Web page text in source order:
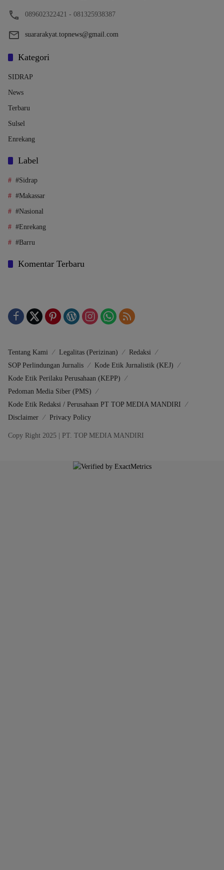
089602322421 - 081325938387
suararakyat.topnews@gmail.com
Kategori
SIDRAP
News
Terbaru
Sulsel
Enrekang
Label
#Sidrap
#Makassar
#Nasional
#Enrekang
#Barru
Komentar Terbaru
Tentang Kami Legalitas (Perizinan)
Redaksi
SOP Perlindungan Jurnalis
Kode Etik Jurnalistik (KEJ)
Kode Etik Perilaku Perusahaan (KEPP)
Pedoman Media Siber (PMS)
Kode Etik Redaksi / Perusahaan PT TOP MEDIA MANDIRI
Disclaimer
Privacy Policy
Copy Right 2025 | PT. TOP MEDIA MANDIRI